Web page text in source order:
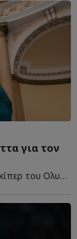
για τον
Δύο γκολ δέχθηκε ο πρώην γκολκίπερ του Ολυμπιακού στο 2-...